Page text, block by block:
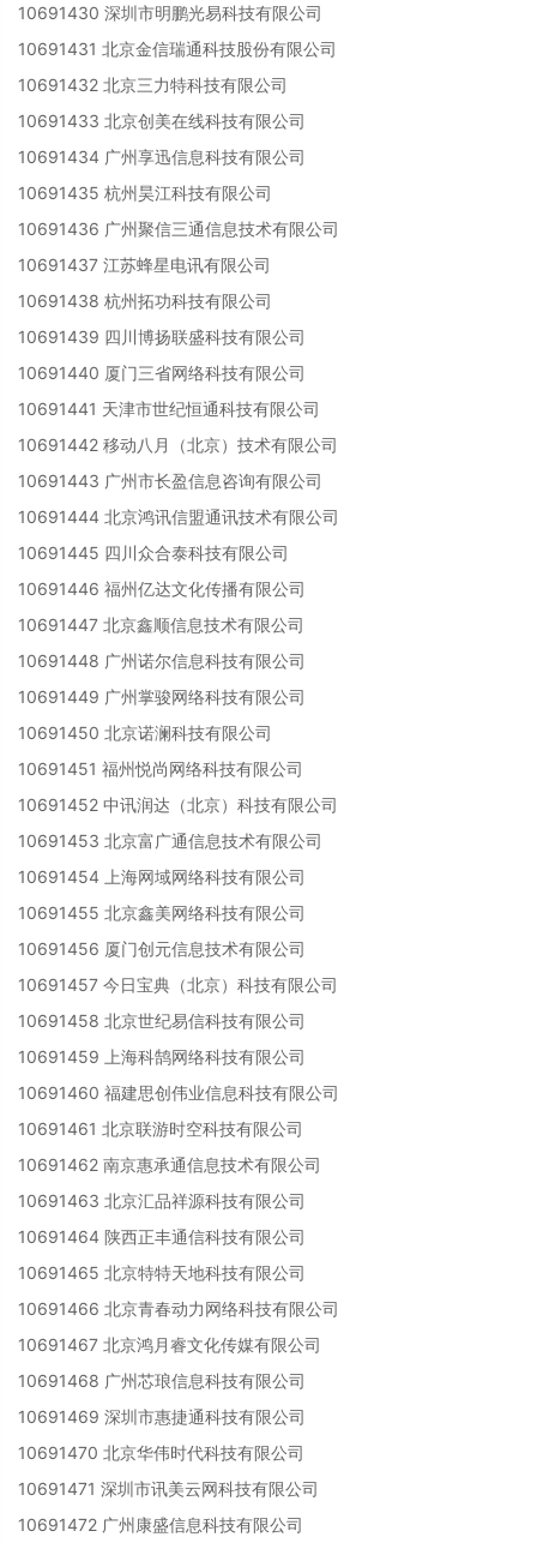
10691430 深圳市明鹏光易科技有限公司
10691431 北京金信瑞通科技股份有限公司
10691432 北京三力特科技有限公司
10691433 北京创美在线科技有限公司
10691434 广州享迅信息科技有限公司
10691435 杭州昊江科技有限公司
10691436 广州聚信三通信息技术有限公司
10691437 江苏蜂星电讯有限公司
10691438 杭州拓功科技有限公司
10691439 四川博扬联盛科技有限公司
10691440 厦门三省网络科技有限公司
10691441 天津市世纪恒通科技有限公司
10691442 移动八月（北京）技术有限公司
10691443 广州市长盈信息咨询有限公司
10691444 北京鸿讯信盟通讯技术有限公司
10691445 四川众合泰科技有限公司
10691446 福州亿达文化传播有限公司
10691447 北京鑫顺信息技术有限公司
10691448 广州诺尔信息科技有限公司
10691449 广州掌骏网络科技有限公司
10691450 北京诺澜科技有限公司
10691451 福州悦尚网络科技有限公司
10691452 中讯润达（北京）科技有限公司
10691453 北京富广通信息技术有限公司
10691454 上海网域网络科技有限公司
10691455 北京鑫美网络科技有限公司
10691456 厦门创元信息技术有限公司
10691457 今日宝典（北京）科技有限公司
10691458 北京世纪易信科技有限公司
10691459 上海科鹄网络科技有限公司
10691460 福建思创伟业信息科技有限公司
10691461 北京联游时空科技有限公司
10691462 南京惠承通信息技术有限公司
10691463 北京汇品祥源科技有限公司
10691464 陕西正丰通信科技有限公司
10691465 北京特特天地科技有限公司
10691466 北京青春动力网络科技有限公司
10691467 北京鸿月睿文化传媒有限公司
10691468 广州芯琅信息科技有限公司
10691469 深圳市惠捷通科技有限公司
10691470 北京华伟时代科技有限公司
10691471 深圳市讯美云网科技有限公司
10691472 广州康盛信息科技有限公司